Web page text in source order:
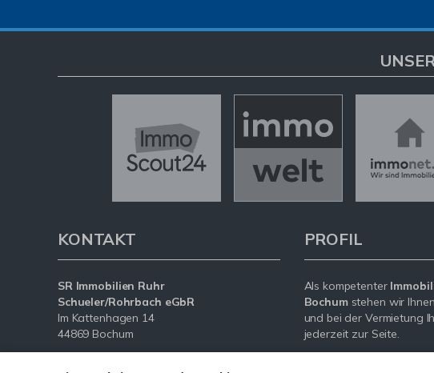
KONTAKT
SR Immobilien Ruhr
Schueler/Rohrbach eGbR
Im Kattenhagen 14
44869 Bochum
PROFIL
Als kompetenter
Bochumstehen wir
und bei der Vermietung
jederzeit zur Seite.